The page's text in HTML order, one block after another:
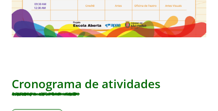
Cronograma de atividades